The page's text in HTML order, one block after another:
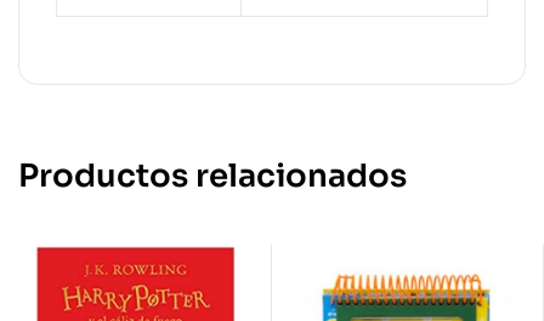
Productos relacionados